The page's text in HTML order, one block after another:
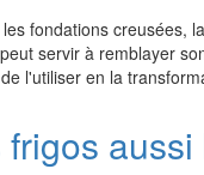
fondations creusées,
servir à remblayer
l'utiliser en la
frigos